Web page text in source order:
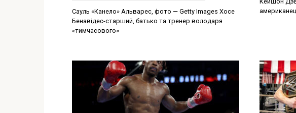
Сауль «Канело» Альварес, фото — Getty Images Хосе
Бенавідес-старший, батько та тренер володаря
«тимчасового»